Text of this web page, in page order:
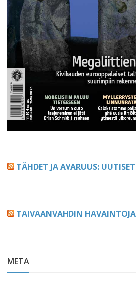
TÄHDET JA AVARUUS: UUTISET
TAIVAANVAHDIN HAVAINTOJA
META